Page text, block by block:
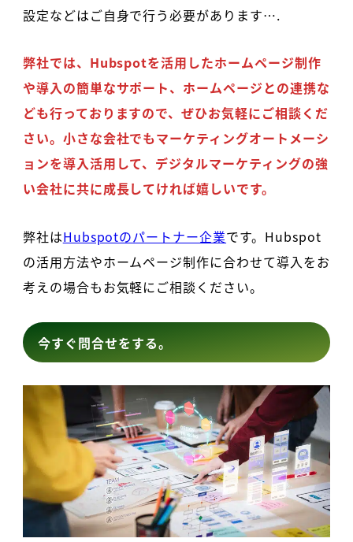
設定などはご自身で行う必要があります….
弊社では、Hubspotを活用したホームページ制作
や導入の簡単なサポート、ホームページとの連携な
ども行っておりますので、ぜひお気軽にご相談くだ
さい。小さな会社でもマーケティングオートメーシ
ョンを導入活用して、デジタルマーケティングの強
い会社に共に成長してければ嬉しいです。
弊社はHubspotのパートナー企業です。Hubspot
の活用方法やホームページ制作に合わせて導入をお
考えの場合もお気軽にご相談ください。
今すぐ問合せをする。